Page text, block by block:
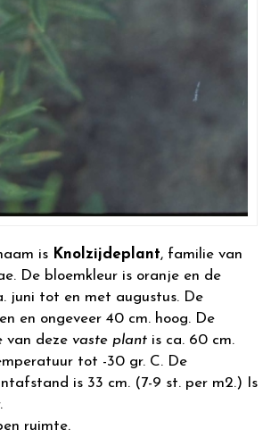
is Knolzijdeplant, familie van
De bloemkleur is oranje en de
juni tot en met augustus. De
en ongeveer 40 cm. hoog. De
van deze vaste plant is ca. 60 cm.
tot -30 gr. C. De
is 33 cm. (7-9 st. per m2.) Is
ruimte.